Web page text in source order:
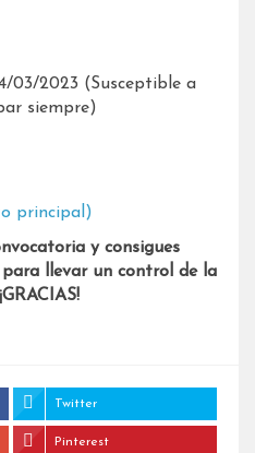
03/2023 (Susceptible a
siempre)
principal)
y consigues
llevar un control de la
Twitter
Pinterest